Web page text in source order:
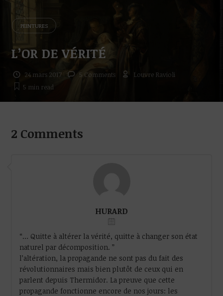
PEINTURES
L’OR DE VÉRITÉ
24 mars 2017 5 Comments
Louvre Ravioli
5 minread
2 Comments
HURARD
“… Quitte à altérer la vérité, quitte à changer son état
naturel par décomposition. ”
l’altération, la propagande ne sont pas du fait des
révolutionnaires mais bien plutôt de ceux qui en
parlent depuis Thermidor. La preuve que cette
propagande fonctionne encore de nos jours: les